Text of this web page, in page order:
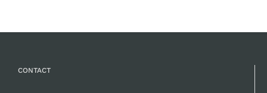
CONTACT